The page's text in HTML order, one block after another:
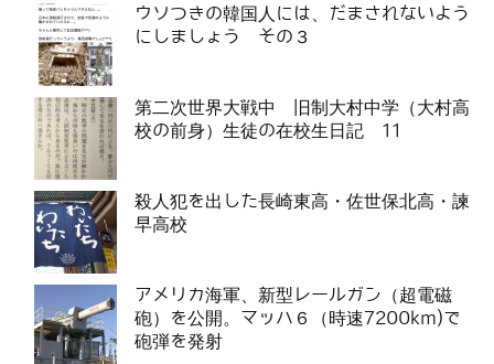
ウソつきの韓国人には、だまされないよう
にしましょう その３
第二次世界大戦中 旧制大村中学（大村高
校の前身）生徒の在校生日記 11
殺人犯を出した長崎東高・佐世保北高・諫
早高校
アメリカ海軍、新型レールガン（超電磁
砲）を公開。マッハ６（時速7200km)で
砲弾を発射